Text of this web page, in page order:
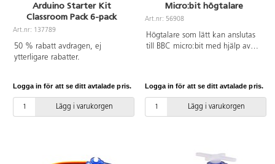
Arduino Starter Kit
Classroom Pack 6-pack
Art.nr: 137789
50 % rabatt avdragen, ej
ytterligare rabatter.
Logga in för att se ditt avtalade pris.
Lägg i varukorgen
Micro:bit högtalare
Art.nr: 56908
Högtalare som lätt kan anslutas
till BBC micro:bit med hjälp av
Logga in för att se ditt avtalade pris.
Lägg i varukorgen